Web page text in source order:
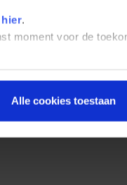
hier.
moment voor de
Alle cookies toestaan